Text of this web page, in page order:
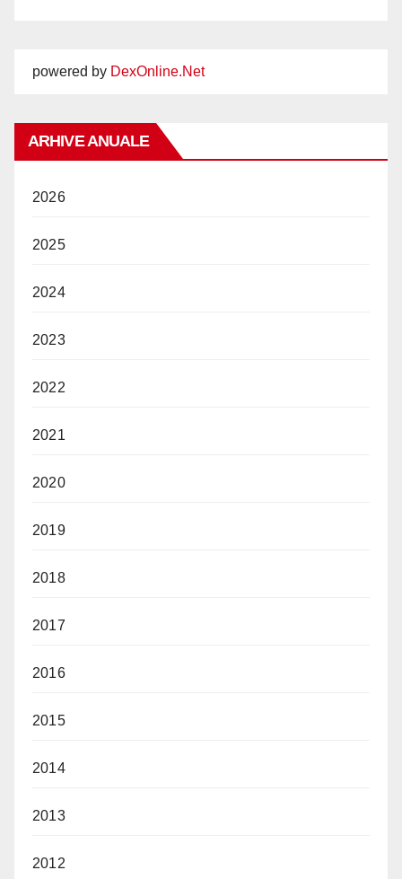
powered by DexOnline.Net
ARHIVE ANUALE
2026
2025
2024
2023
2022
2021
2020
2019
2018
2017
2016
2015
2014
2013
2012